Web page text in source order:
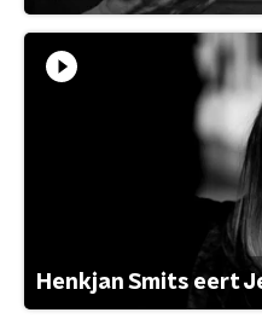
Henkjan Smits eert